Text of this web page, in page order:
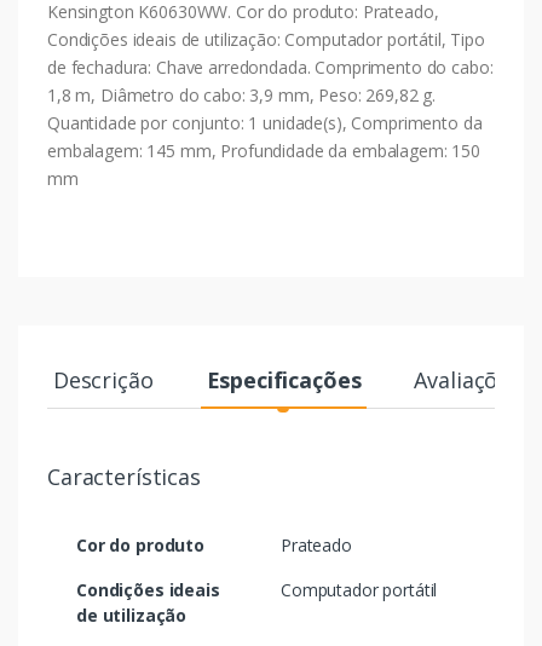
Kensington K60630WW. Cor do produto: Prateado,
Condições ideais de utilização: Computador portátil, Tipo
de fechadura: Chave arredondada. Comprimento do cabo:
1,8 m, Diâmetro do cabo: 3,9 mm, Peso: 269,82 g.
Quantidade por conjunto: 1 unidade(s), Comprimento da
embalagem: 145 mm, Profundidade da embalagem: 150
mm
Descrição Especificações Avaliações
Características
Cor do produto
Prateado
Condições ideais
de utilização
Computador portátil